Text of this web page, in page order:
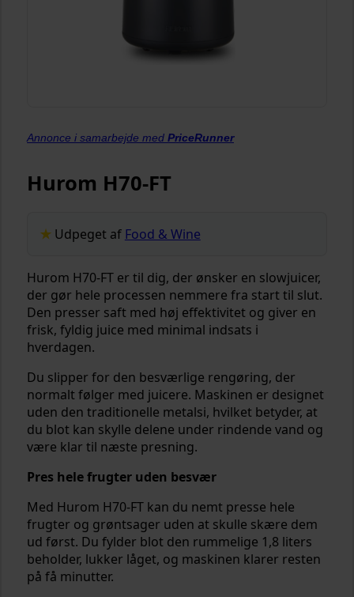
Annonce i samarbejde med PriceRunner
Hurom H70-FT
Udpeget af Food & Wine
Hurom H70-FT er til dig, der ønsker en slowjuicer,
der gør hele processen nemmere fra start til slut.
Den presser saft med høj effektivitet og giver en
frisk, fyldig juice med minimal indsats i
hverdagen.
Du slipper for den besværlige rengøring, der
normalt følger med juicere. Maskinen er designet
uden den traditionelle metalsi, hvilket betyder, at
du blot kan skylle delene under rindende vand og
være klar til næste presning.
Pres hele frugter uden besvær
Med Hurom H70-FT kan du nemt presse hele
frugter og grøntsager uden at skulle skære dem
ud først. Du fylder blot den rummelige 1,8 liters
beholder, lukker låget, og maskinen klarer resten
på få minutter.